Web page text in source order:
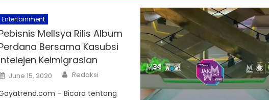
Entertainment
Mellsya Rilis Album
Bersama Kasubsi
Keimigrasian
Posted
on
June 15, 2020 Author
Redaksi
– Bicara tentang